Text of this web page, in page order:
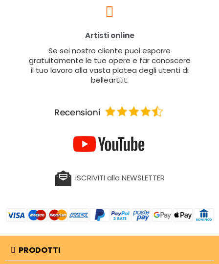
Artisti online
Se sei nostro cliente puoi esporre
gratuitamente le tue opere e far conoscere
il tuo lavoro alla vasta platea degli utenti di
bellearti.it.
ISCRIVITI alla NEWSLETTER
PRODOTTI